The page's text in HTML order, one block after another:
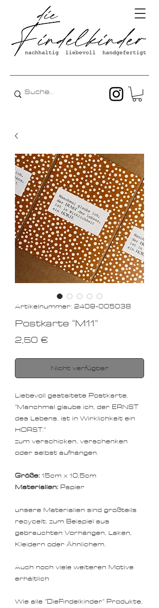
Artikelnummer: 2409-005038
Postkarte "M11"
2,50 €
Nicht verfügbar
Liebevoll gestaltete Postkarte,
"Manchmal glaube ich, der ERNST
des Lebens, ist in Wirklichkeit ein
HORST."
zum verschicken, verschenken
oder selbst aufhängen.
Größe:15cm x 10,5cm
Materialien: Papier
unsere Materialien sind großteils
recycelt, zum Beispiel aus
gebrauchten Vorhängen, Laken,
Kleidern oder Ähnlichem.
Auch noch viele weiteren Motive
erhältlich
Wie alle "DieFindelkinder" Produkte,